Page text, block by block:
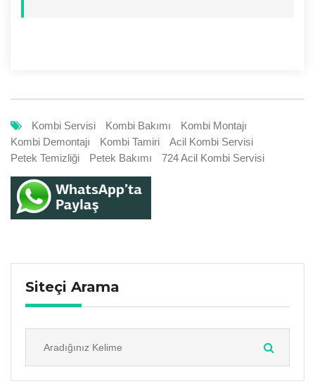
Kombi Servisi Kombi Bakımı
Kombi Montajı
Kombi Demontajı
Kombi Tamiri
Acil Kombi Servisi
Petek Temizliği
Petek Bakımı 724 Acil Kombi Servisi
Siteçi Arama